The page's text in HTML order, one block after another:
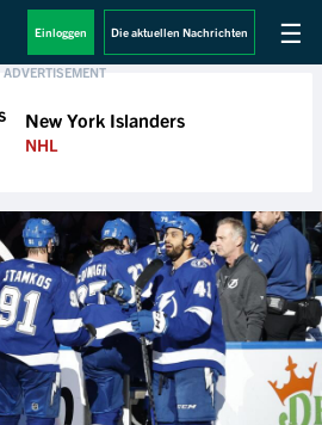
☰
Die aktuellen Nachrichten
Einloggen
New York Islanders
NHL